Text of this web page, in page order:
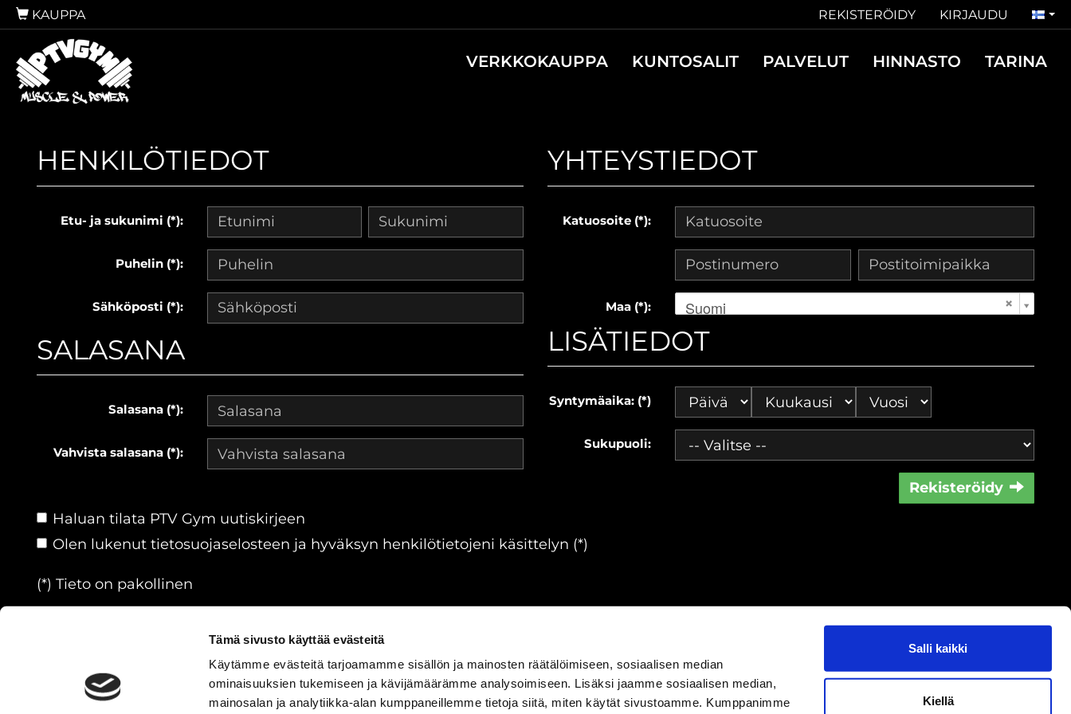
Tämä sivusto käyttää evästeitä
Käytämme evästeitä tarjoamamme sisällön ja mainosten räätälöimiseen, sosiaalisen median
ominaisuuksien tukemiseen ja kävijämäärämme analysoimiseen. Lisäksi jaamme sosiaalisen median,
mainosalan ja analytiikka-alan kumppaneillemme tietoja siitä, miten käytät sivustoamme. Kumppanimme
Salli kaikki
Kiellä
KAUPPA REKISTERÖIDY KIRJAUDU
VERKKOKAUPPA KUNTOSALIT PALVELUT HINNASTO TARINA
HENKILÖTIEDOT
Etu- ja sukunimi (*):
Puhelin (*):
Sähköposti (*):
SALASANA
Salasana (*):
Vahvista salasana (*):
YHTEYSTIEDOT
Katuosoite (*):
Maa (*): Suomi
LISÄTIEDOT
Syntymäaika: (*)
Sukupuoli:
Rekisteröidy
Haluan tilata PTV Gym uutiskirjeen
Olen lukenut tietosuojaselosteen ja hyväksyn henkilötietojeni käsittelyn (*)
(*) Tieto on pakollinen
| Toiminnanohjausjärjestelmä powered by WiseNetwork Peruutusoikeus